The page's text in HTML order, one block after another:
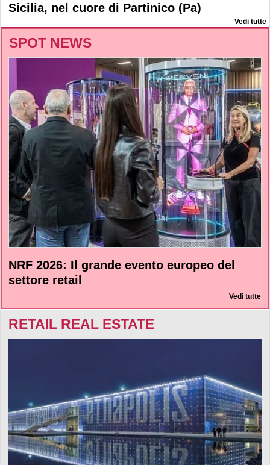
Sicilia, nel cuore di Partinico (Pa)
Vedi tutte
SPOT NEWS
NRF 2026: Il grande evento europeo del
settore retail
Vedi tutte
RETAIL REAL ESTATE